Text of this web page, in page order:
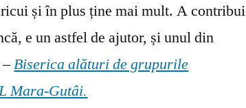
și în plus ține mai mult. A contribui
e un astfel de ajutor, și unul din
–Biserica alături de grupurile
Mara-Gutâi.